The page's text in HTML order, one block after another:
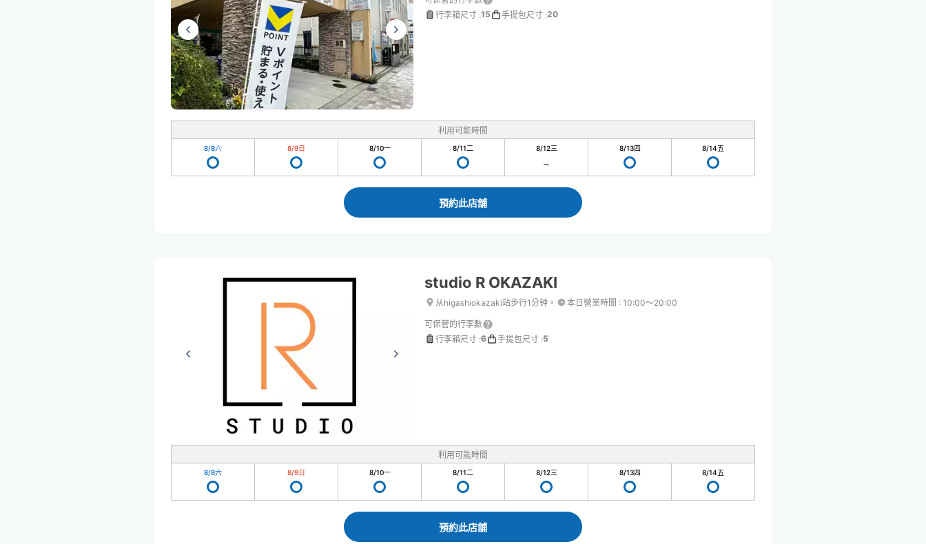
行李箱尺寸 :15 手提包尺寸 :20
利用可能時間
8/8六 8/9日 8/10一 8/11二 8/12三 8/13四 8/14五
預約此店舖
studio R OKAZAKI
从higashiokazaki站步行1分钟。 本日營業時間 : 10:00〜20:00
可保管的行李數
行李箱尺寸 :6 手提包尺寸 :5
利用可能時間
8/8六 8/9日 8/10一 8/11二 8/12三 8/13四 8/14五
預約此店舖